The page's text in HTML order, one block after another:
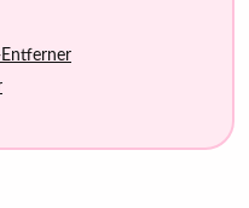
Entferner